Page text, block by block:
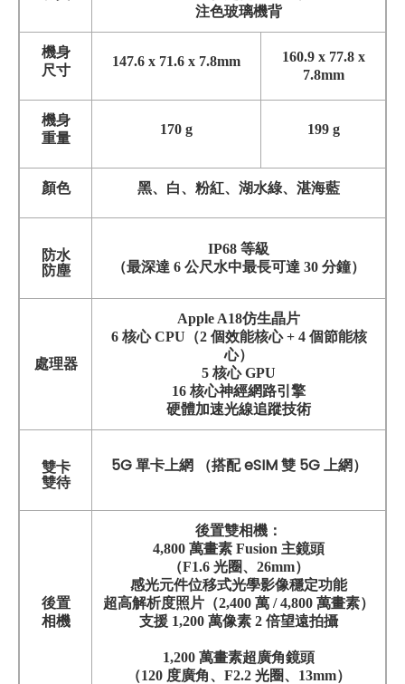
注色玻璃機背
機身
尺寸
147.6 x 71.6 x 7.8mm
160.9 x 77.8 x
7.8mm
機身
重量
170 g 199 g
顏色 黑、白、粉紅、湖水綠、湛海藍
防水
防塵
IP68 等級
（最深達 6 公尺水中最長可達 30 分鐘）
處理器
Apple A18仿生晶片
6 核心 CPU（2 個效能核心 + 4 個節能核
心）
5 核心 GPU
16 核心神經網路引擎
硬體加速光線追蹤技術
雙卡
雙待
5G 單卡上網 （搭配 eSIM 雙 5G 上網）
後置
相機
後置雙相機：
4,800 萬畫素 Fusion 主鏡頭
（F1.6 光圈、26mm）
感光元件位移式光學影像穩定功能
超高解析度照片（2,400 萬 / 4,800 萬畫素）
支援 1,200 萬像素 2 倍望遠拍攝
1,200 萬畫素超廣角鏡頭
（120 度廣角、F2.2 光圈、13mm）